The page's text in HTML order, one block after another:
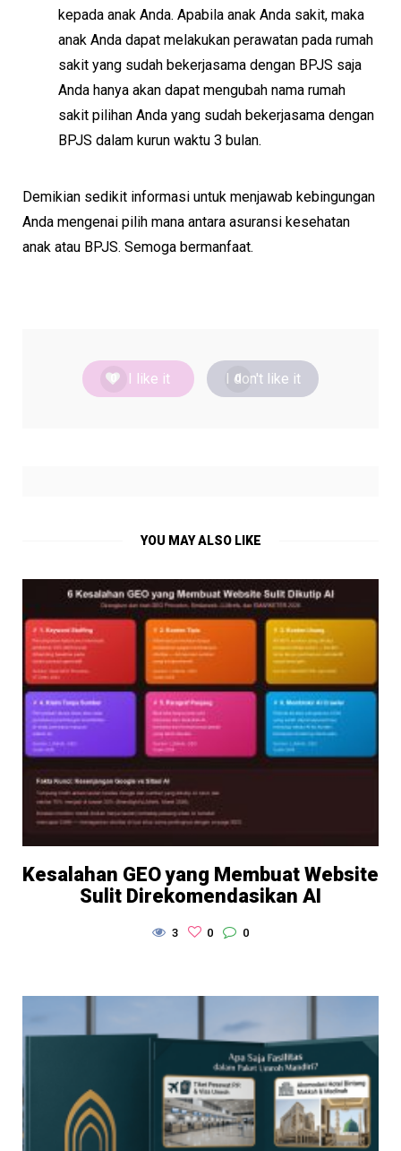
kepada anak Anda. Apabila anak Anda sakit, maka
anak Anda dapat melakukan perawatan pada rumah
sakit yang sudah bekerjasama dengan BPJS saja
Anda hanya akan dapat mengubah nama rumah
sakit pilihan Anda yang sudah bekerjasama dengan
BPJS dalam kurun waktu 3 bulan.
Demikian sedikit informasi untuk menjawab kebingungan
Anda mengenai pilih mana antara asuransi kesehatan
anak atau BPJS. Semoga bermanfaat.
0 I like it 0
I don't like it
YOU MAY ALSO LIKE
Kesalahan GEO yang Membuat Website
Sulit Direkomendasikan AI
3 0 0